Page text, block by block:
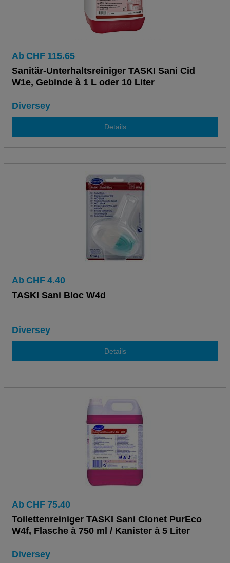
Ab CHF 115.65
Sanitär-Unterhaltsreiniger TASKI Sani Cid
W1e, Gebinde à 1 L oder 10 Liter
Diversey
Details
Ab CHF 4.40
TASKI Sani Bloc W4d
Diversey
Details
Ab CHF 75.40
Toilettenreiniger TASKI Sani Clonet PurEco
W4f, Flasche à 750 ml / Kanister à 5 Liter
Diversey